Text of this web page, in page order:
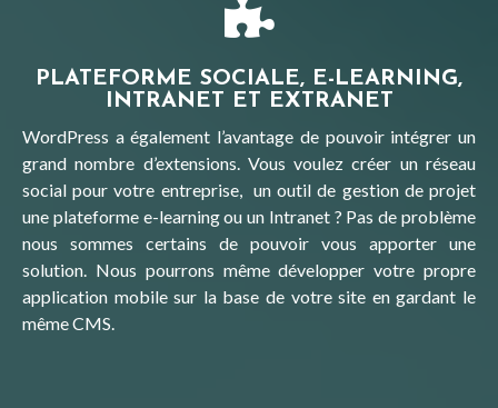
PLATEFORME SOCIALE, E-LEARNING,
INTRANET ET EXTRANET
WordPress a également l’avantage de pouvoir intégrer un
grand nombre d’extensions. Vous voulez créer un réseau
social pour votre entreprise, un outil de gestion de projet
une plateforme e-learning ou un Intranet ? Pas de problème
nous sommes certains de pouvoir vous apporter une
solution. Nous pourrons même développer votre propre
application mobile sur la base de votre site en gardant le
même CMS.